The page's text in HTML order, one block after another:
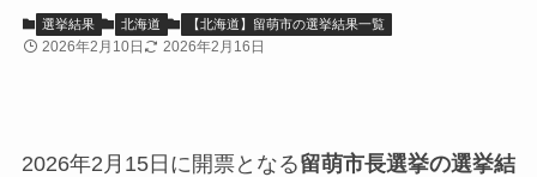
選挙結果 北海道 【北海道】留萌市の選挙結果一覧
2026年2月10日 2026年2月16日
2026年2月15日に開票となる留萌市長選挙の選挙結